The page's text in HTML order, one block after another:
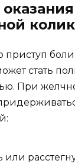
приступ
стать
При
или